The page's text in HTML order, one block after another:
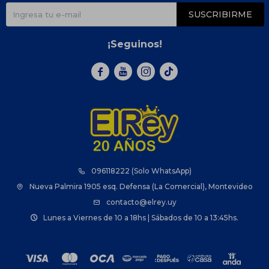
096118222 (Solo WhatsApp)
Nueva Palmira 1905 esq. Defensa (La Comercial), Montevideo
contacto@elrey.uy
Lunes a Viernes de 10 a 18hs | Sábados de 10 a 13:45hs.
SUSCRIBIRME
¡Seguinos!
  